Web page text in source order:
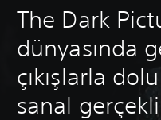
The Dark
dünyasında
çıkışlarla
sanal